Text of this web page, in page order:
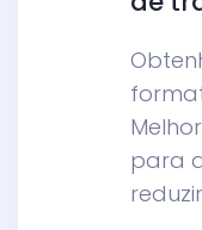
para